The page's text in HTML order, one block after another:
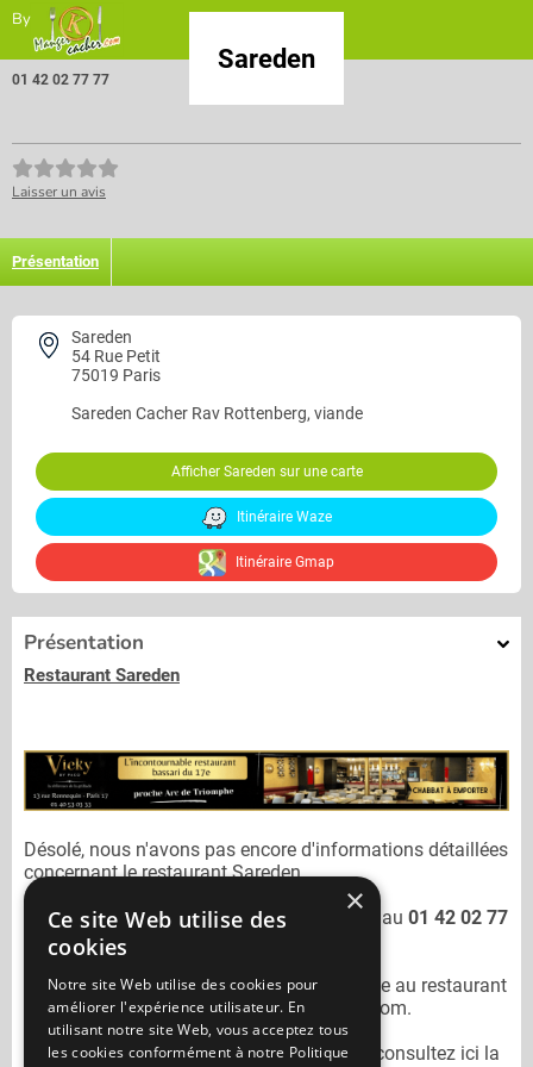
By
Sareden
01 42 02 77 77
Laisser un avis
Présentation
Sareden
54 Rue Petit
75019 Paris
Sareden Cacher Rav Rottenberg, viande
Afficher Sareden sur une carte
Itinéraire Waze
Itinéraire Gmap
Présentation
Restaurant Sareden
Désolé, nous n'avons pas encore d'informations détaillées
concernant le restaurant Sareden.
Vous pouvez joindre le restaurant
au 01 42 02 77
N'oubliez pas de préciser lors de votre sortie au restaurant
Saredenqu'il n'est pas sur Mangercacher.com.
Pour consulter un autre restaurant cacher
consultez ici la
×
Ce site Web utilise des
cookies
Notre site Web utilise des cookies pour
améliorer l'expérience utilisateur. En
utilisant notre site Web, vous acceptez tous
les cookies conformément à notre Politique